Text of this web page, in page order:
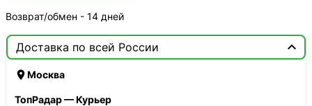
Возврат/обмен - 14 дней
Доставка по всей России 
Москва
ТопРадар — Курьер